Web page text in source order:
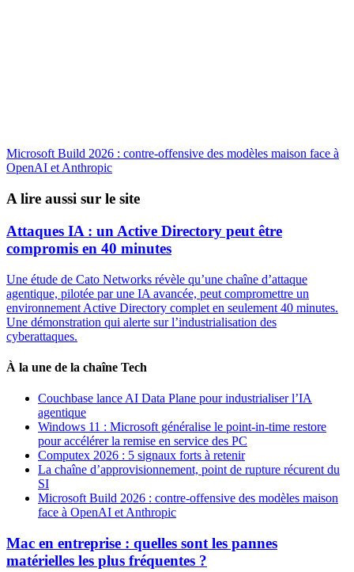
Microsoft Build 2026 : contre-offensive des modèles maison face à
OpenAI et Anthropic
A lire aussi sur le site
Attaques IA : un Active Directory peut être
compromis en 40 minutes
Une étude de Cato Networks révèle qu’une chaîne d’attaque
agentique, pilotée par une IA avancée, peut compromettre un
environnement Active Directory complet en seulement 40 minutes.
Une démonstration qui alerte sur l’industrialisation des
cyberattaques.
À la une de la chaîne Tech
Couchbase lance AI Data Plane pour industrialiser l’IA
agentique
Windows 11 : Microsoft généralise le point-in-time restore
pour accélérer la remise en service des PC
Computex 2026 : 5 signaux forts à retenir
La chaîne d’approvisionnement, point de rupture récurent du
SI
Microsoft Build 2026 : contre-offensive des modèles maison
face à OpenAI et Anthropic
Mac en entreprise : quelles sont les pannes
matérielles les plus fréquentes ?